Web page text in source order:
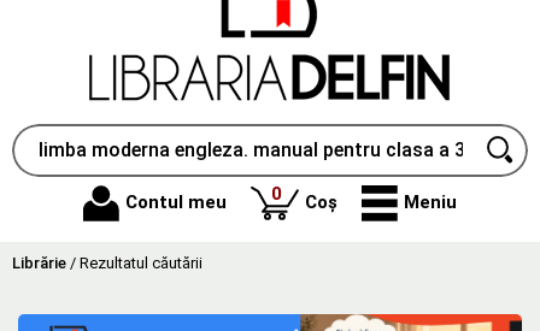
Contul meu 0produse
Coș Meniu
Librărie / Rezultatul căutării